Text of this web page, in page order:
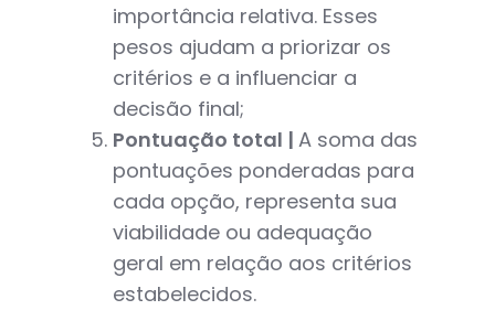
importância relativa. Esses
pesos ajudam a priorizar os
critérios e a influenciar a
decisão final;
Pontuação total | A soma das
pontuações ponderadas para
cada opção, representa sua
viabilidade ou adequação
geral em relação aos critérios
estabelecidos.